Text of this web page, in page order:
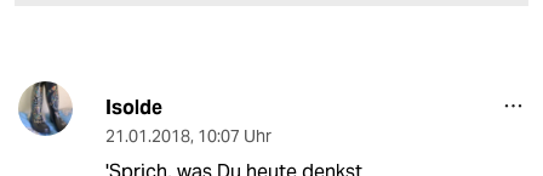
Isolde
21.01.2018, 10:07 Uhr